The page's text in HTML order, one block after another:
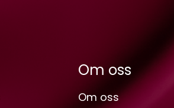
Om oss
Om oss